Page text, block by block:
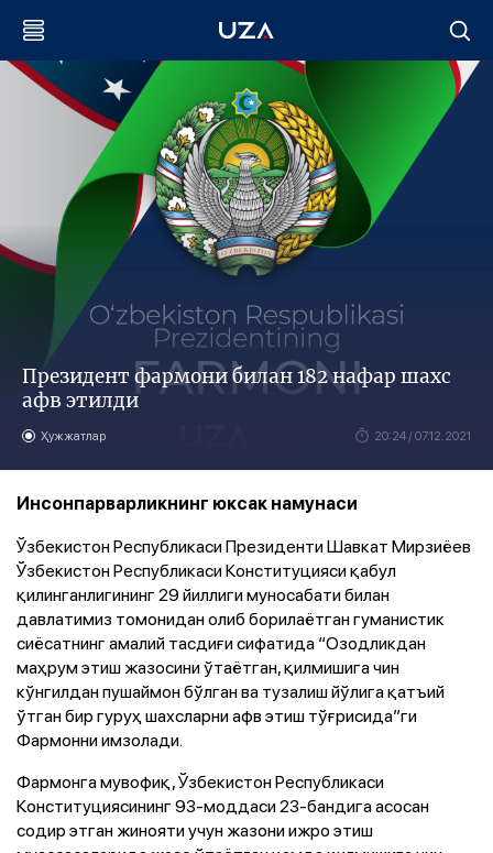
Президент фармони билан 182 нафар шахс
афв этилди
Ҳужжатлар 20:24 / 07.12.2021
Инсонпарварликнинг юксак намунаси
Ўзбекистон Республикаси Президенти Шавкат Мирзиёев
Ўзбекистон Республикаси Конституцияси қабул
қилинганлигининг 29 йиллиги муносабати билан
давлатимиз томонидан олиб борилаётган гуманистик
сиёсатнинг амалий тасдиғи сифатида “Озодликдан
маҳрум этиш жазосини ўтаётган, қилмишига чин
кўнгилдан пушаймон бўлган ва тузалиш йўлига қатъий
ўтган бир гуруҳ шахсларни афв этиш тўғрисида”ги
Фармонни имзолади.
Фармонга мувофиқ, Ўзбекистон Республикаси
Конституциясининг 93-моддаси 23-бандига асосан
содир этган жинояти учун жазони ижро этиш